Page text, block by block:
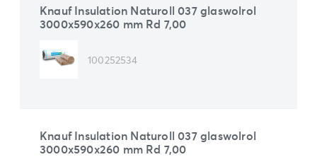
Knauf Insulation Naturoll 037 glaswolrol
3000x590x260 mm Rd 7,00
100252534
Knauf Insulation Naturoll 037 glaswolrol
3000x590x260 mm Rd 7,00